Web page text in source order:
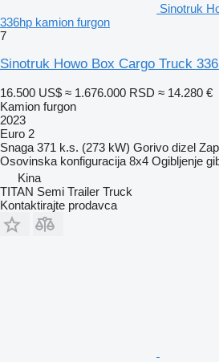
Sinotruk
336hp kamion furgon
7
Sinotruk Howo Box Cargo Truck
16.500 US$ ≈ 1.676.000 RSD ≈ 14.280 €
Kamion furgon
2023
Euro 2
Snaga 371 k.s. (273 kW) Gorivo dizel
Osovinska konfiguracija 8x4 Ogibljenje
Kina
TITAN Semi Trailer Truck
Kontaktirajte prodavca